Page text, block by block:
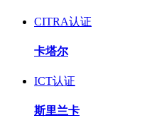
CITRA认证
卡塔尔
ICT认证
斯里兰卡